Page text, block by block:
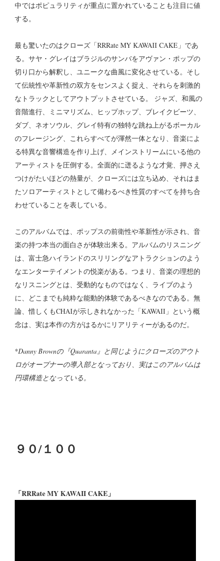
中ではポピュラリティが重点に置かれていることも注目に値
する。
最も驚いたのはクローズ「RRRate MY KAWAII CAKE」であ
る。サヤ・グレイはブラジルのサンバをアヴァン・ポップの
切り口から解釈し、ユニークな曲風に変化させている。そし
て伝統性や革新性の双方をセンスよく捉え、それらを刺激的
なトラックとしてアウトプットさせている。 ジャズ、和風の
音階進行、ミニマリズム、ヒップホップ、ブレイクビーツ、
ダブ、ネオソウル、グレイ特有の独特な跳ね上がるボーカル
のフレージング、これらすべてが渾然一体となり、音楽によ
る特異な音響構造を作り上げ、メインストリームにいる他の
アーティストを圧倒する。全面的に迸るような才覚、押さえ
つけがたいほどの熱量が、クローズには立ち込め、それはま
たソロアーティストとして備わるべき性質のすべてを持ち合
わせていることを表している。
このアルバムでは、ポップスの前衛性や革新性が示され、音
楽の持つ本当の面白さが体験出来る。アルバムのリスニング
は、富士急ハイランドのスリリングなアトラクションのよう
なエンターテイメントの悦楽がある。つまり、音楽の理想的
なリスニングとは、受動的なものではなく、ライブのよう
に、どこまでも純粋な能動的体験であるべきなのである。無
論、惜しくもCHAIが示しきれなかった「KAWAII」という概
念は、実は本作の方がはるかにリアリティーがあるのだ。
*Danny Brownの『Quaranta』と同じようにクローズのアウト
ロがオープナーの導入部となっており、実はこのアルバムは
円環構造となっている。
９０/１００
「RRRate MY KAWAII CAKE」